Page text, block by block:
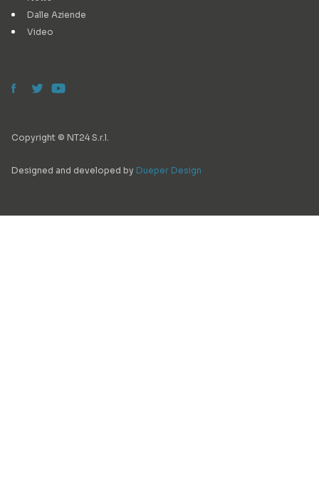
Dalle Aziende
Video
Copyright © NT24 S.r.l.
Designed and developed by Dueper Design